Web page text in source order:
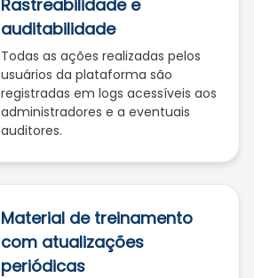
Rastreabilidade e
auditabilidade
Todas as ações realizadas pelos
usuários da plataforma são
registradas em logs acessíveis aos
administradores e a eventuais
auditores.
Material de treinamento
com atualizações
periódicas